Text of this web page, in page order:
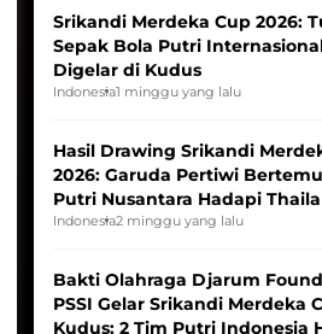
Srikandi Merdeka Cup 2026:
Sepak Bola Putri
Digelar di Kudus
Indonesia1 minggu yang lalu
Hasil Drawing Srikandi
2026: Garuda Pertiwi
Putri Nusantara Hadapi
Indonesia2 minggu yang lalu
Bakti Olahraga Djarum
PSSI Gelar Srikandi Merdeka
Kudus: 2 Tim Putri Indonesia